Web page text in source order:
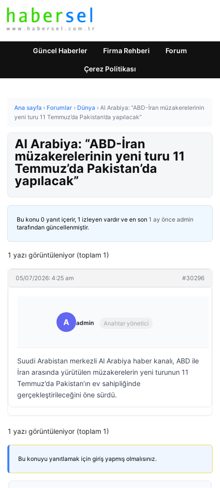
Güncel Haberler Firma Rehberi Forum
Çerez Politikası
Ana sayfa › Forumlar › Dünya › Al Arabiya: “ABD-İran müzakerelerinin
yeni turu 11 Temmuz’da Pakistan’da yapılacak”
Al Arabiya: “ABD-İran
müzakerelerinin yeni turu 11
Temmuz’da Pakistan’da
yapılacak”
Bu konu 0 yanıt içerir, 1 izleyen vardır ve en son 1 ay önce admin
tarafından güncellenmiştir.
1 yazı görüntüleniyor (toplam 1)
05/07/2026: 4:25 am #30296
A admin Anahtar yönetici
Suudi Arabistan merkezli Al Arabiya haber kanalı, ABD ile
İran arasında yürütülen müzakerelerin yeni turunun 11
Temmuz’da Pakistan’ın ev sahipliğinde
gerçekleştirileceğini öne sürdü.
1 yazı görüntüleniyor (toplam 1)
Bu konuyu yanıtlamak için giriş yapmış olmalısınız.